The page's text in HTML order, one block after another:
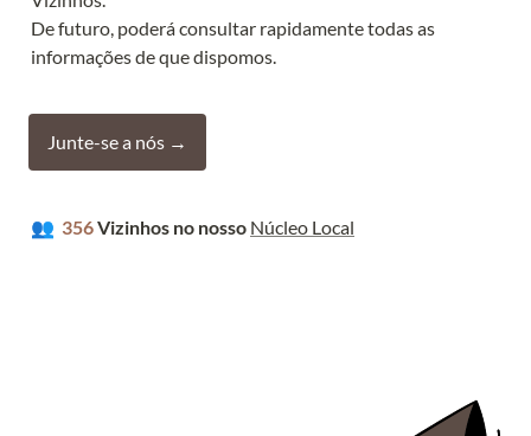
De futuro, poderá consultar rapidamente todas as
informações de que dispomos.
Junte-se a nós →
👥 356 Vizinhos no nosso Núcleo Local